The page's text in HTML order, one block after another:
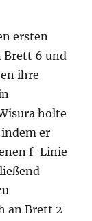
ersten
Brett 6 und
ihre
holte
er
f-Linie
an Brett 2